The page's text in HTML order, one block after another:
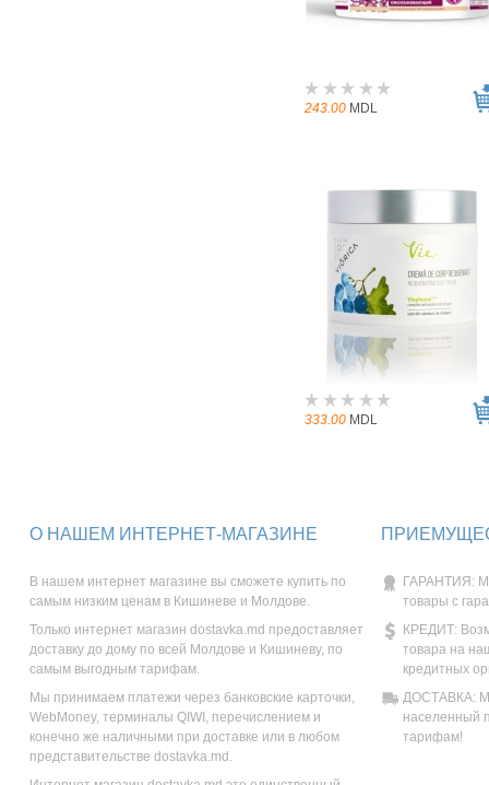
243.00 MDL
333.00 MDL
О НАШЕМ ИНТЕРНЕТ-МАГАЗИНЕ
В нашем интернет магазине вы сможете купить по
самым низким ценам в Кишиневе и Молдове.
Только интернет магазин dostavka.md предоставляет
доставку до дому по всей Молдове и Кишиневу, по
самым выгодным тарифам.
Мы принимаем платежи через банковские карточки,
WebMoney, терминалы QIWI, перечислением и
конечно же наличными при доставке или в любом
представительстве dostavka.md.
ГАРАНТИЯ:
товары с
КРЕДИТ:
товара на
кредитных
ДОСТАВКА:
населенный
тарифам!